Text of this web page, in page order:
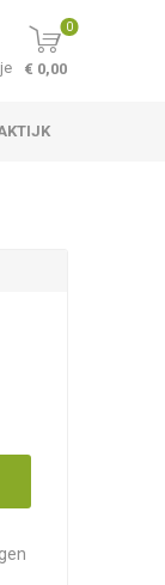
0
€ 0,00